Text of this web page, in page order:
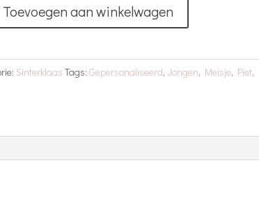
Toevoegen aan winkelwagen
Sinterklaas Tags: Gepersonaliseerd, Jongen, Meisje, Piet,